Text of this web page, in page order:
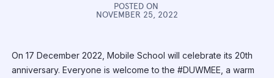
POSTED ON
NOVEMBER 25, 2022
On 17 December 2022, Mobile School will celebrate its 20th
anniversary. Everyone is welcome to the #DUWMEE, a warm